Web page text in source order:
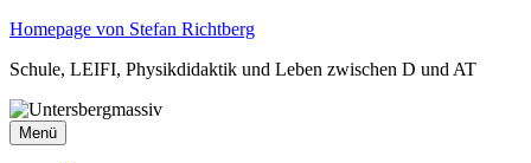
Zum
springen
Homepage von Stefan Richtberg
Schule, LEIFI, Physikdidaktik und Leben zwischen D und AT
Menü